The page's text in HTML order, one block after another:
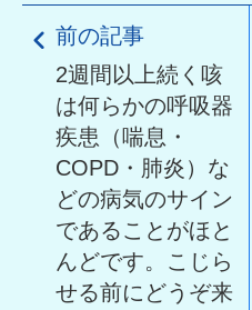
前の記事
2週間以上続く咳
は何らかの呼吸器
疾患（喘息・
COPD・肺炎）な
どの病気のサイン
であることがほと
んどです。こじら
せる前にどうぞ来